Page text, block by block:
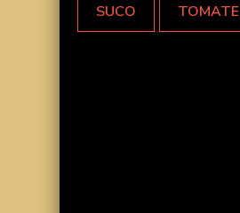
SUCO TOMATE